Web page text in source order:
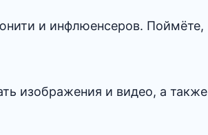
и инфлюенсеров. Поймёте,
изображения и видео, а также